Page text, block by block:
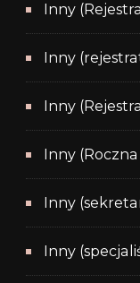
Inny
Inny
Inny
Inny
Inny
Inny